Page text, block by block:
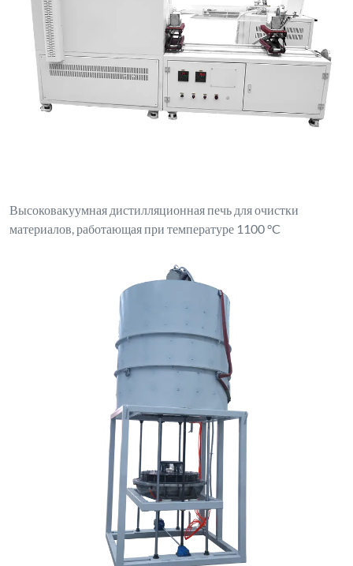
Высоковакуумная дистилляционная печь для очистки
материалов, работающая при температуре 1100 °C